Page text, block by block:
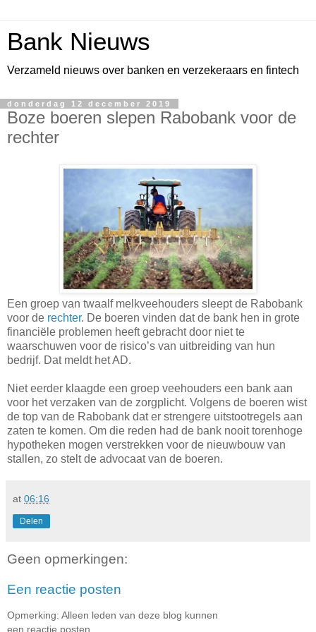
Bank Nieuws
Verzameld nieuws over banken en verzekeraars en fintech
donderdag 12 december 2019
Boze boeren slepen Rabobank voor de
rechter
Een groep van twaalf melkveehouders sleept de Rabobank
voor de rechter. De boeren vinden dat de bank hen in grote
financiële problemen heeft gebracht door niet te
waarschuwen voor de risico’s van uitbreiding van hun
bedrijf. Dat meldt het AD.
Niet eerder klaagde een groep veehouders een bank aan
voor het verzaken van de zorgplicht. Volgens de boeren wist
de top van de Rabobank dat er strengere uitstootregels aan
zaten te komen. Om die reden had de bank nooit torenhoge
hypotheken mogen verstrekken voor de nieuwbouw van
stallen, zo stelt de advocaat van de boeren.
at 06:16
Delen
Geen opmerkingen:
Een reactie posten
Opmerking: Alleen leden van deze blog kunnen
een reactie posten.